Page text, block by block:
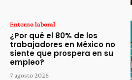
Entorno laboral
¿Por qué el 80% de los
trabajadores en México no
siente que prospera en su
empleo?
7 agosto 2026